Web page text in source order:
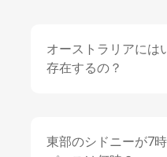
オーストラリアには
存在するの？
東部のシドニーが7時